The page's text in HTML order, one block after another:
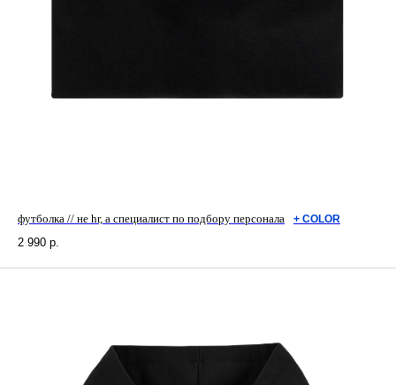
футболка // не hr, а специалист по подбору персонала + СOLOR
2 990 р.